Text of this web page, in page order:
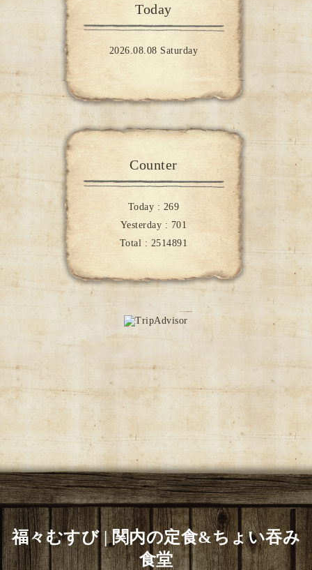
Today
2026.08.08 Saturday
Counter
Today : 269
Yesterday : 701
Total : 2514891
福々むすび | 関内の定食&ちょい吞み
食堂